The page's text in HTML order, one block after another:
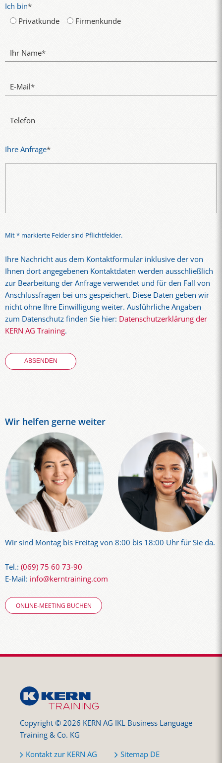
Ich bin*
Privatkunde
Firmenkunde
Ihr Name*
E-Mail*
Telefon
Ihre Anfrage*
Mit * markierte Felder sind Pflichtfelder.
Ihre Nachricht aus dem Kontaktformular inklusive der von
Ihnen dort angegebenen Kontaktdaten werden ausschließlich
zur Bearbeitung der Anfrage verwendet und für den Fall von
Anschlussfragen bei uns gespeichert. Diese Daten geben wir
nicht ohne Ihre Einwilligung weiter. Ausführliche Angaben
zum Datenschutz finden Sie hier: Datenschutzerklärung der
KERN AG Training.
Wir helfen gerne weiter
Wir sind Montag bis Freitag von 8:00 bis 18:00 Uhr für Sie da.
Tel.: (069) 75 60 73-90
E-Mail: info@kerntraining.com
ONLINE-MEETING BUCHEN
Copyright © 2026 KERN AG IKL Business Language
Training & Co. KG
Kontakt zur KERN AG
Sitemap DE